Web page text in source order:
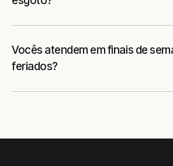
Vocês atendem em finais de
feriados?